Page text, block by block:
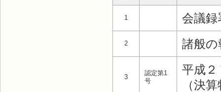
1 会議録
2 諸般の
3
認定第1
号
平成２
（決